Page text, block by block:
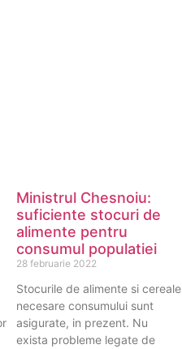
Ministrul Chesnoiu:
suficiente stocuri de
alimente pentru
consumul populatiei
28 februarie 2022
Stocurile de alimente si cereale
necesare consumului sunt
asigurate, in prezent. Nu
exista probleme legate de